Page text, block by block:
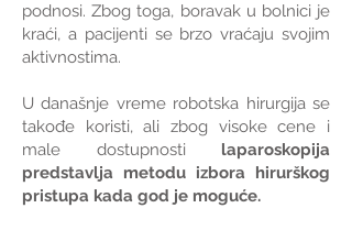
podnosi. Zbog toga, boravak u bolnici je
kraći, a pacijenti se brzo vraćaju svojim
aktivnostima.
U današnje vreme robotska hirurgija se
takođe koristi, ali zbog visoke cene i
male dostupnosti laparoskopija
predstavlja metodu izbora hirurškog
pristupa kada god je moguće.